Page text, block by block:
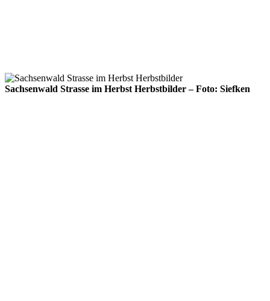
Sachsenwald Strasse im Herbst Herbstbilder – Foto: Siefken